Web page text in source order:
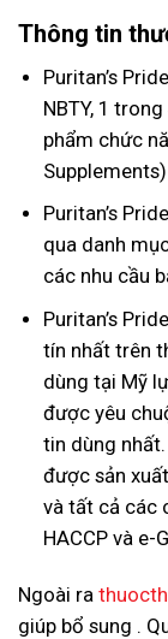
Thông tin
Puritan’s
NBTY, 1
phẩm chức
Puritan’s
qua danh
các nhu cầu
Puritan’s
tín nhất trên
dùng tại Mỹ
được yêu
tin dùng nhất.
được sản
và tất cả các
HACCP và e-
Ngoài ra
giúp bổ sung .